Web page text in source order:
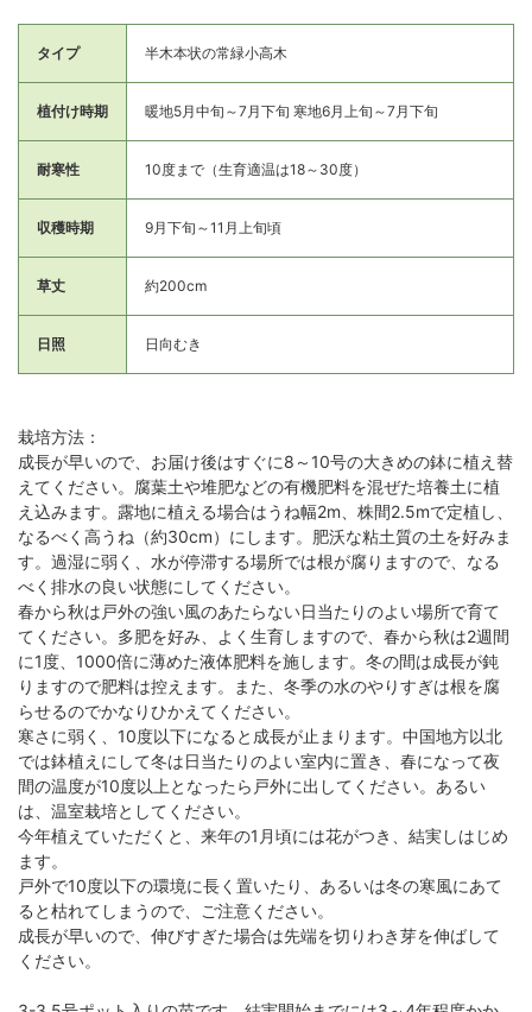
タイプ 半木本状の常緑小高木
植付け時期 暖地5月中旬～7月下旬 寒地6月上旬～7月下旬
耐寒性 10度まで（生育適温は18～30度）
収穫時期 9月下旬～11月上旬頃
草丈 約200cm
日照 日向むき
栽培方法：
成長が早いので、お届け後はすぐに8～10号の大きめの鉢に植え替
えてください。腐葉土や堆肥などの有機肥料を混ぜた培養土に植
え込みます。露地に植える場合はうね幅2m、株間2.5mで定植し、
なるべく高うね（約30cm）にします。肥沃な粘土質の土を好みま
す。過湿に弱く、水が停滞する場所では根が腐りますので、なる
べく排水の良い状態にしてください。
春から秋は戸外の強い風のあたらない日当たりのよい場所で育て
てください。多肥を好み、よく生育しますので、春から秋は2週間
に1度、1000倍に薄めた液体肥料を施します。冬の間は成長が鈍
りますので肥料は控えます。また、冬季の水のやりすぎは根を腐
らせるのでかなりひかえてください。
寒さに弱く、10度以下になると成長が止まります。中国地方以北
では鉢植えにして冬は日当たりのよい室内に置き、春になって夜
間の温度が10度以上となったら戸外に出してください。あるい
は、温室栽培としてください。
今年植えていただくと、来年の1月頃には花がつき、結実しはじめ
ます。
戸外で10度以下の環境に長く置いたり、あるいは冬の寒風にあて
ると枯れてしまうので、ご注意ください。
成長が早いので、伸びすぎた場合は先端を切りわき芽を伸ばして
ください。